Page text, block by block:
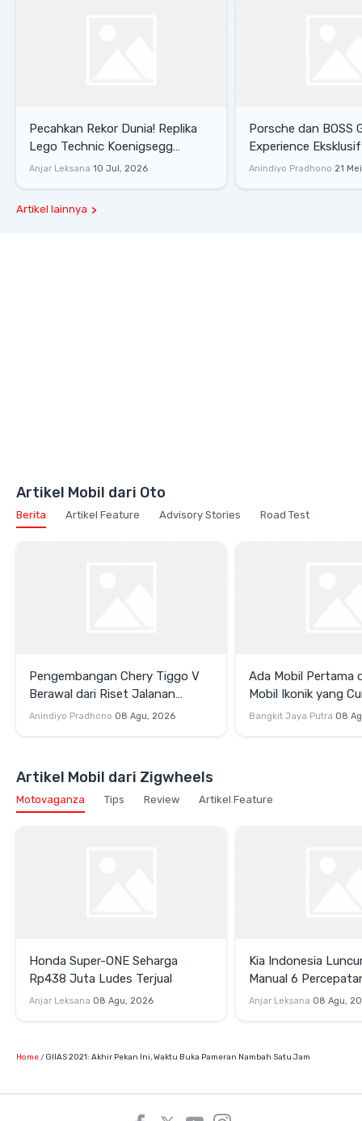
Pecahkan Rekor Dunia! Replika
Lego Technic Koenigsegg
Sadair's Spear Ukuran Asli Sukses
Anjar Leksana 10 Jul, 2026
Porsche dan BOSS
Experience
Senayan, Hadirkan
Anindiyo Pradhono 21
Artikel lainnya
Artikel Mobil dari Oto
Berita Artikel Feature Advisory Stories Road Test
Pengembangan Chery Tiggo V
Berawal dari Riset Jalanan
Indonesia
Anindiyo Pradhono 08 Agu, 2026
Ada Mobil Pertama
Mobil Ikonik yang
di GIIAS 2026
Bangkit Jaya Putra 08
Artikel Mobil dari Zigwheels
Motovaganza Tips Review Artikel Feature
Honda Super-ONE Seharga
Rp438 Juta Ludes Terjual
Anjar Leksana 08 Agu, 2026
Kia Indonesia
Manual 6
Rp269 Juta
Anjar Leksana 08 Agu,
Home GIIAS 2021: Akhir Pekan Ini, Waktu Buka Pameran Nambah Satu Jam